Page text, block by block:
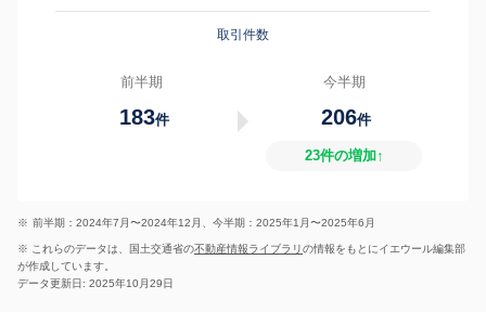
取引件数
前半期
183件
今半期
206件
23件の増加↑
※ 前半期：2024年7月〜2024年12月、今半期：2025年1月〜2025年6月
※ これらのデータは、国土交通省の不動産情報ライブラリの情報をもとにイエウール編集部
が作成しています。
データ更新日: 2025年10月29日